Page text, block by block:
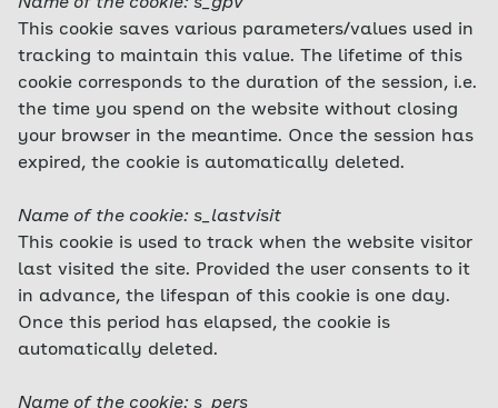
This cookie saves various parameters/values used in
tracking to maintain this value. The lifetime of this
cookie corresponds to the duration of the session, i.e.
the time you spend on the website without closing
your browser in the meantime. Once the session has
expired, the cookie is automatically deleted.
Name of the cookie: s_lastvisit
This cookie is used to track when the website visitor
last visited the site. Provided the user consents to it
in advance, the lifespan of this cookie is one day.
Once this period has elapsed, the cookie is
automatically deleted.
Name of the cookie: s_pers